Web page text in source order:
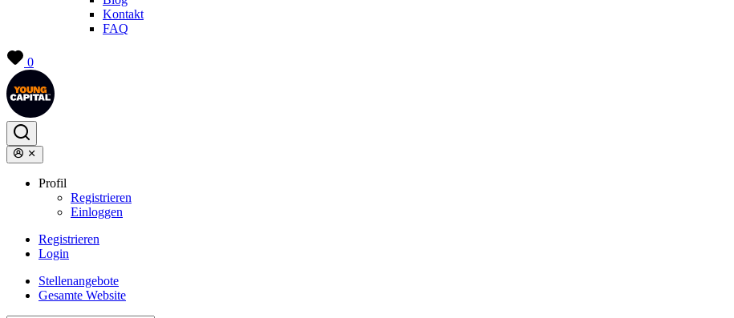
Kontakt
FAQ
0
Profil
Registrieren
Einloggen
Registrieren
Login
Stellenangebote
Gesamte Website